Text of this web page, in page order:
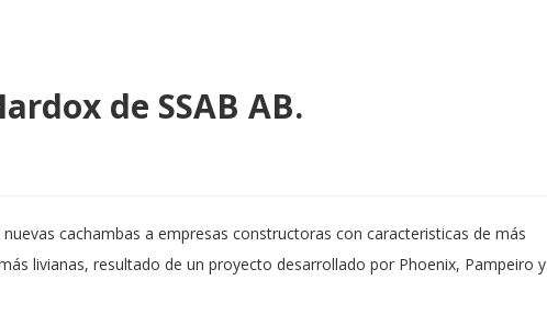
de SSAB AB.
cachambas a empresas constructoras con caracteristicas de más
livianas, resultado de un proyecto desarrollado por Phoenix, Pampeiro y